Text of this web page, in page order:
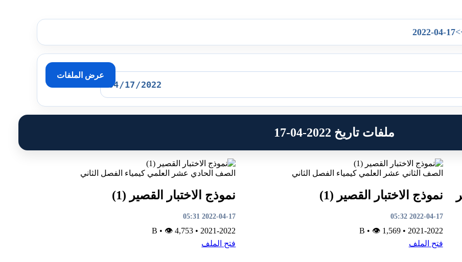
2022-04-17
عرض الملفات
ملفات تاريخ 2022-04-17
الصف الثاني عشر العلمي كيمياء الفصل الثاني
نموذج الاختبار القصير (1)
2022-04-17 05:32
2021-2022
•
B
• 👁 1,569
فتح الملف
الصف الحادي عشر العلمي كيمياء الفصل الثاني
نموذج الاختبار القصير (1)
2022-04-17 05:31
2021-2022
•
• 👁 4,753
فتح الملف